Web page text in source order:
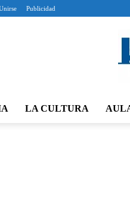
Publicidad
LA CULTURA